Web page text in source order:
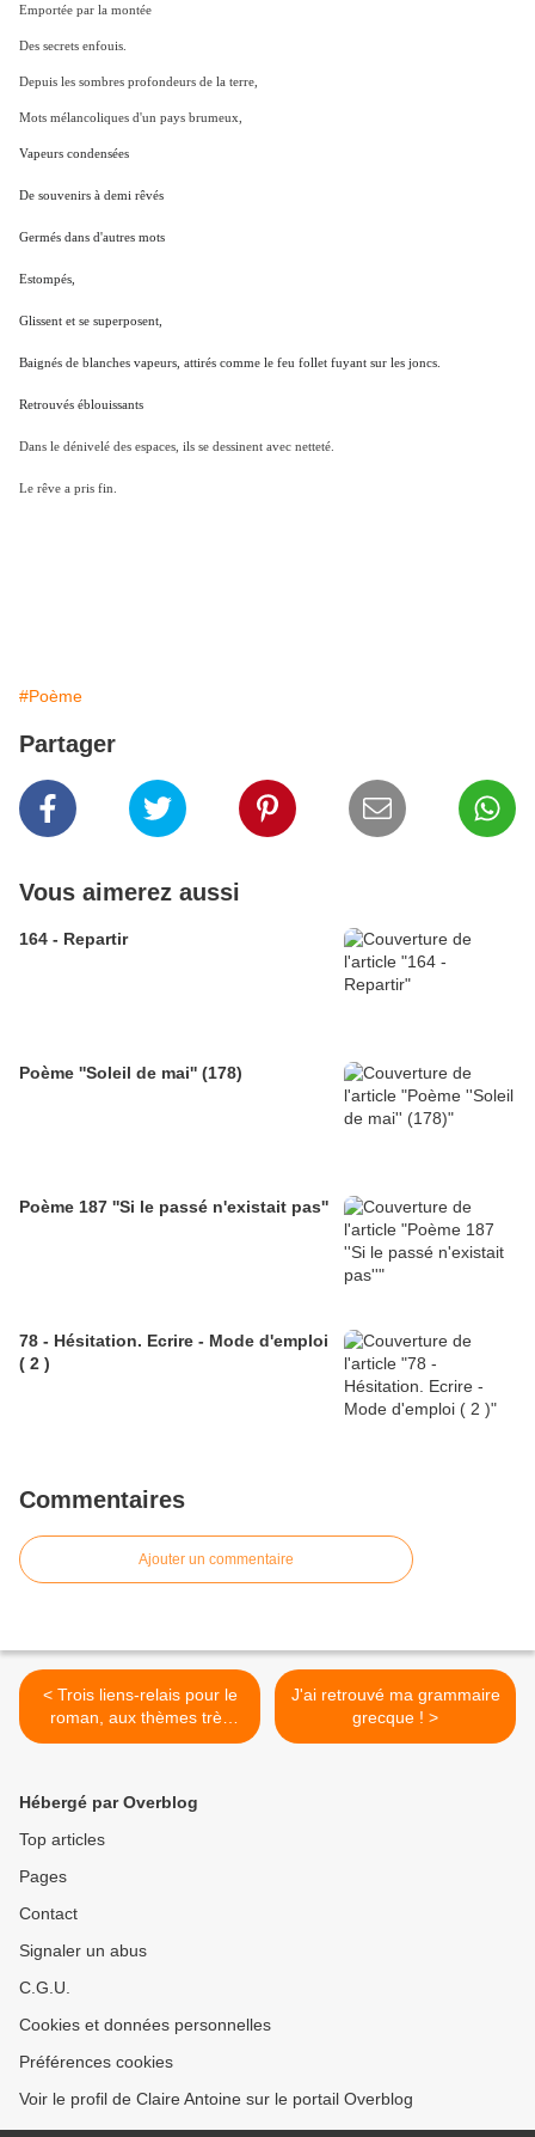
Emportée par la montée
Des secrets enfouis.
Depuis les sombres profondeurs de la terre,
Mots mélancoliques d'un pays brumeux,
Vapeurs condensées
De souvenirs à demi rêvés
Germés dans d'autres mots
Estompés,
Glissent et se superposent,
Baignés de blanches vapeurs, attirés comme le feu follet fuyant sur les joncs.
Retrouvés éblouissants
Dans le dénivelé des espaces, ils se dessinent avec netteté.
Le rêve a pris fin.
#Poème
Partager
Vous aimerez aussi
164 - Repartir
Poème ''Soleil de mai'' (178)
Poème 187 ''Si le passé n'existait pas''
78 - Hésitation. Ecrire - Mode d'emploi
( 2 )
Commentaires
Ajouter un commentaire
< Trois liens-relais pour le
roman, aux thèmes très
contemporains, de Patrice
des-livres.com, le site de l'
éditeur; lien 2) Babelio,
pour des critiques rapides;
lien 3) Causeur, pour une
J'ai retrouvé ma grammaire
grecque ! >
Hébergé par Overblog
Top articles
Pages
Contact
Signaler un abus
C.G.U.
Cookies et données personnelles
Préférences cookies
Voir le profil de Claire Antoine sur le portail Overblog